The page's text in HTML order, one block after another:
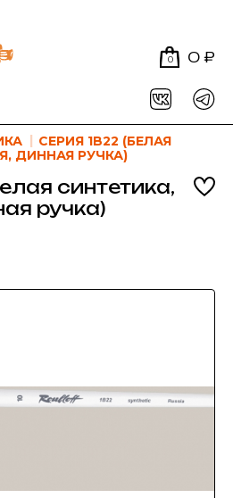
0 0 ₽
СЕРИЯ 1B22 (БЕЛАЯ
ДИННАЯ РУЧКА)
синтетика,
ручка)